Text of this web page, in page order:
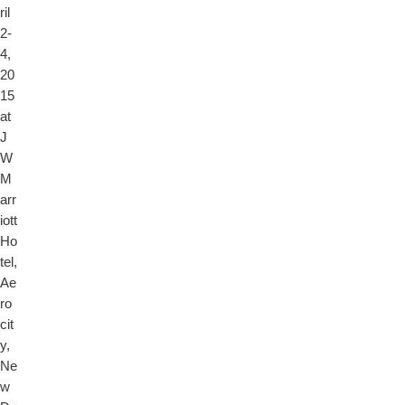
ril
2-
4,
20
15
at
J
W
M
arr
iott
Ho
tel,
Ae
ro
cit
y,
Ne
w